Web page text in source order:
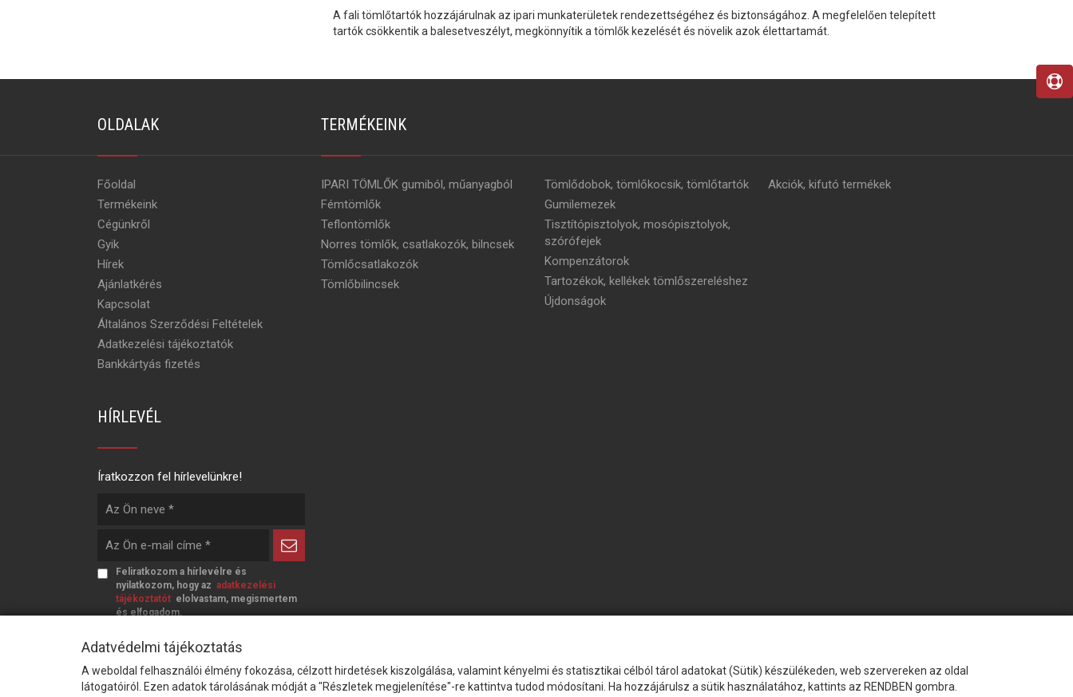
A fali tömlőtartók hozzájárulnak az ipari munkaterületek rendezettségéhez és biztonságához. A megfelelően telepített
tartók csökkentik a balesetveszélyt, megkönnyítik a tömlők kezelését és növelik azok élettartamát.
OLDALAK
Főoldal
Termékeink
Cégünkről
Gyik
Hírek
Ajánlatkérés
Kapcsolat
Általános Szerződési Feltételek
Adatkezelési tájékoztatók
Bankkártyás fizetés
TERMÉKEINK
IPARI TÖMLŐK gumiból, műanyagból
Fémtömlők
Teflontömlők
Norres tömlők, csatlakozók, bilncsek
Tömlőcsatlakozók
Tömlőbilincsek
Tömlődobok, tömlőkocsik, tömlőtartók
Gumilemezek
Tisztítópisztolyok, mosópisztolyok,
szórófejek
Kompenzátorok
Tartozékok, kellékek tömlőszereléshez
Újdonságok
Akciók, kifutó termékek
HÍRLEVÉL
Íratkozzon fel hírlevelünkre!
Feliratkozom a hírlevélre és
nyilatkozom, hogy azadatkezelési
tájékoztatót elolvastam, megismertem
és elfogadom.
Adatvédelmi tájékoztatás
A weboldal felhasználói élmény fokozása, célzott hirdetések kiszolgálása, valamint kényelmi és statisztikai célból tárol adatokat (Sütik) készülékeden, web szervereken az oldal
látogatóiról. Ezen adatok tárolásának módját a "Részletek megjelenítése"-re kattintva tudod módosítani. Ha hozzájárulsz a sütik használatához, kattints az RENDBEN gombra.